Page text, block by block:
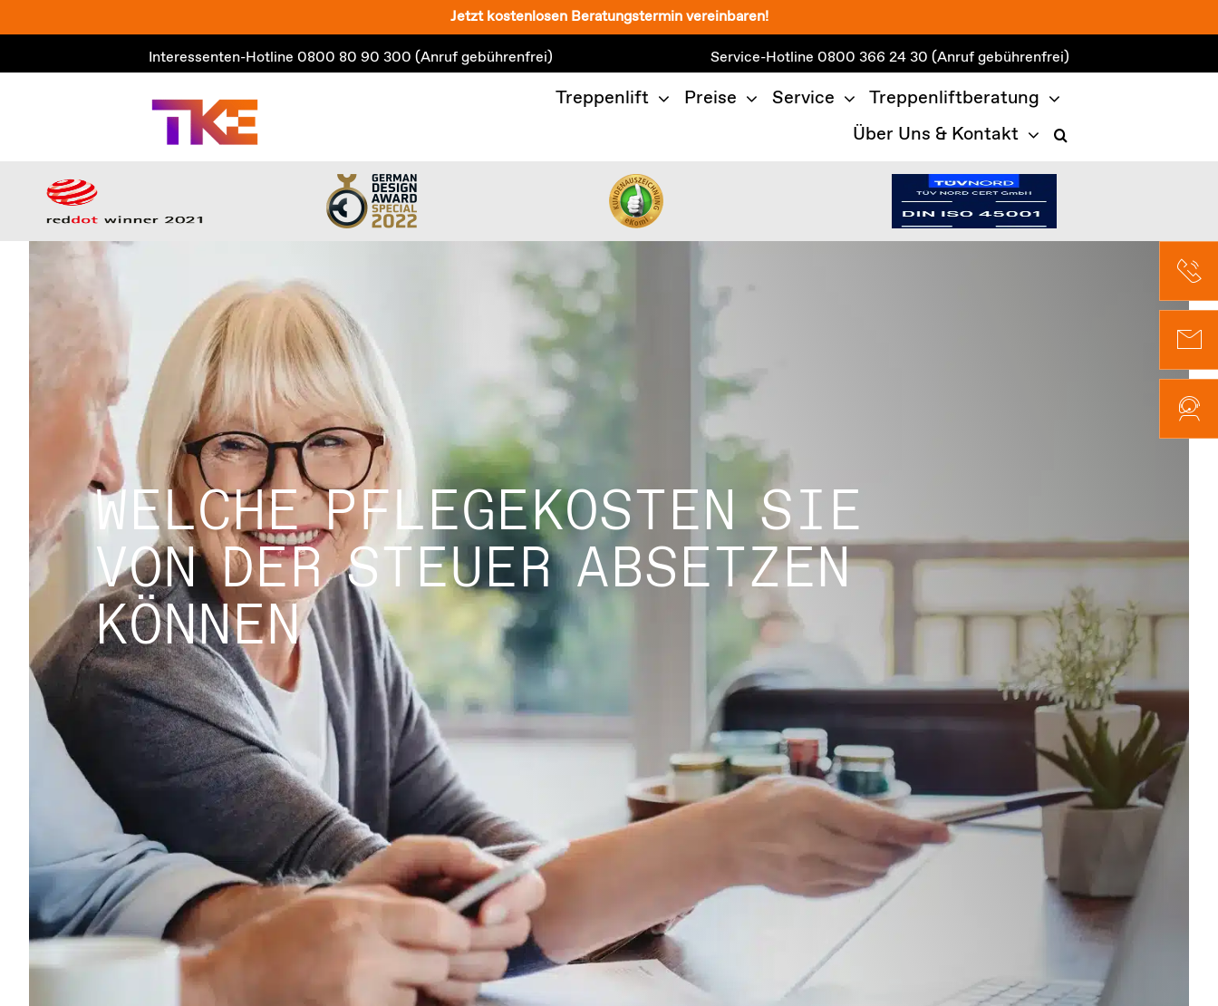
Inhalt
Jetzt kostenlosen Beratungstermin vereinbaren!
Interessenten-Hotline 0800 80 90 300 (Anruf gebührenfrei) Service-Hotline0800 366 24 30 (Anruf gebührenfrei)
Treppenlift Preise Service
Treppenliftberatung
Über Uns & Kontakt
WELCHE PFLEGEKOSTEN SIE
VON DER STEUER ABSETZEN
KÖNNEN